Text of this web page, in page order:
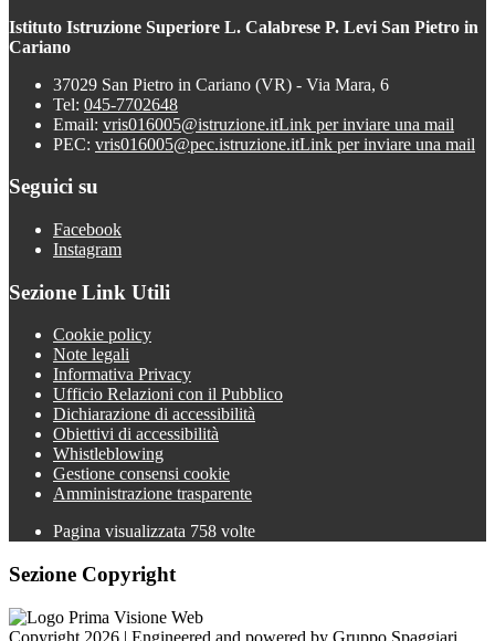
Istituto Istruzione Superiore L. Calabrese P. Levi San Pietro in
Cariano
37029 San Pietro in Cariano (VR) - Via Mara, 6
Tel: 045-7702648
Email: vris016005@istruzione.itLink per inviare una mail
PEC: vris016005@pec.istruzione.itLink per inviare una mail
Seguici su
Facebook
Instagram
Sezione Link Utili
Cookie policy
Note legali
Informativa Privacy
Ufficio Relazioni con il Pubblico
Dichiarazione di accessibilità
Obiettivi di accessibilità
Whistleblowing
Gestione consensi cookie
Amministrazione trasparente
Pagina visualizzata 758 volte
Sezione Copyright
Copyright 2026 | Engineered and powered by Gruppo Spaggiari